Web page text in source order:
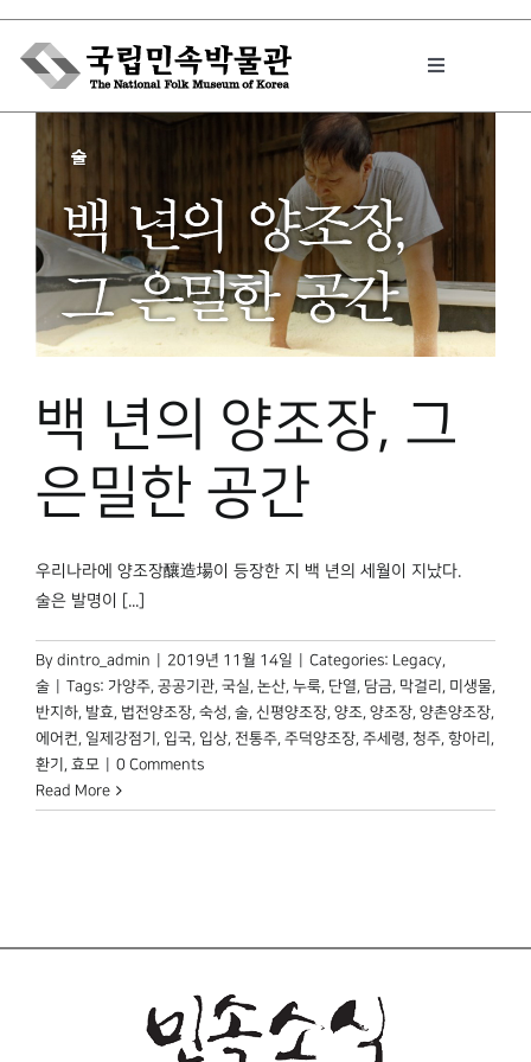
Skip
content
Toggle
박물관에서는
민속이야기
민속 인사이드
원문보기 PDF
백 년의 양조장, 그
은밀한 공간
우리나라에 양조장釀造場이 등장한 지 백 년의 세월이 지났다.
술은 발명이 [...]
By dintro_admin 2019년 11월 14일 Categories: Legacy,
술
Tags: 가양주, 공공기관, 국실, 논산, 누룩, 단열, 담금, 막걸리 , 미생물,
반지하, 발효, 법전양조장, 숙성, 술, 신평양조장, 양조, 양조장, 양촌양조장,
에어컨, 일제강점기 , 입국, 입상, 전통주, 주덕양조장, 주세령, 청주, 항아리 ,
환기 , 효모
0 Comments
Read More